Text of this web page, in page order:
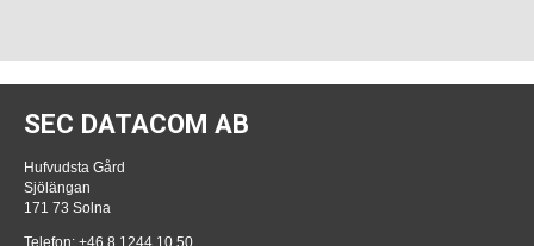
SEC DATACOM AB
Hufvudsta Gård
Sjölängan
171 73 Solna
Telefon: +46 8 1244 10 50